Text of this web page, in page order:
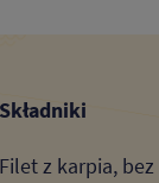
z karpia,